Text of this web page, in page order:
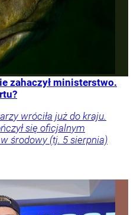
zahaczył ministerstwo.
wróciła już do kraju.
się oficjalnym
środowy (tj. 5 sierpnia)